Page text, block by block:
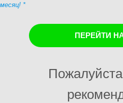
месяц! *
ПЕРЕЙТИ